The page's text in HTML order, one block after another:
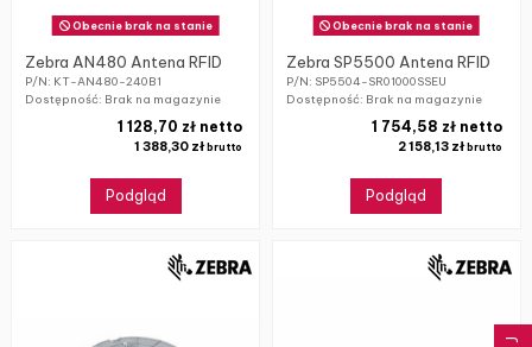
Obecnie brak na stanie
Zebra AN480 Antena RFID
P/N: KT-AN480-240B1
Dostępność: Brak na magazynie
1 388,30 zł brutto
1 128,70 zł netto
Podgląd
Obecnie brak na stanie
Zebra SP5500 Antena RFID
P/N: SP5504-SR01000SSEU
Dostępność: Brak na magazynie
2 158,13 złbrutto
1 754,58 zł netto
Podgląd